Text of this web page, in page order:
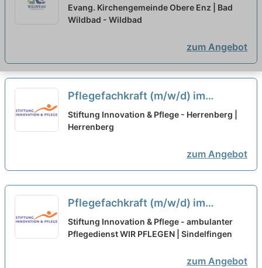
Ab sofort in Voll- oder Teilzeit in
Bad-Wildbad neu
Evang. Kirchengemeinde Obere Enz | Bad
Wildbad - Wildbad
zum Angebot
Pflegefachkraft (m/w/d) im
Nachtdienst in Teilzeit (50%) -
Gestalte mit uns die Zukunft!
Stiftung Innovation & Pflege - Herrenberg |
Herrenberg
zum Angebot
Pflegefachkraft (m/w/d) im
Nachtdienst für die Region
Nagold/Herrenberg - Hier kannst
Stiftung Innovation & Pflege - ambulanter
Pflegedienst WIR PFLEGEN | Sindelfingen
zum Angebot